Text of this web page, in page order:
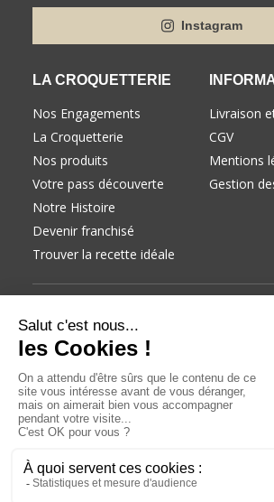
Instagram
LA CROQUETTERIE
Nos Engagements
La Croquetterie
Nos produits
Votre pass découverte
Notre Histoire
Devenir franchisé
Trouver la recette idéale
Livraison
CGV
Mentions
Gestion